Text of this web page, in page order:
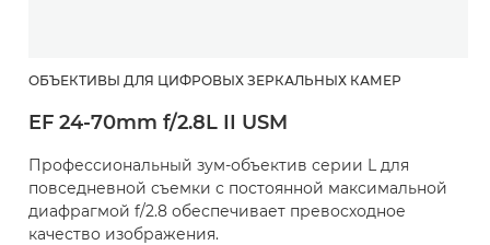
ОБЪЕКТИВЫ ДЛЯ ЦИФРОВЫХ ЗЕРКАЛЬНЫХ КАМЕР
EF 24-70mm f/2.8L II USM
Профессиональный зум-объектив серии L для
повседневной съемки с постоянной максимальной
диафрагмой f/2.8 обеспечивает превосходное
качество изображения.